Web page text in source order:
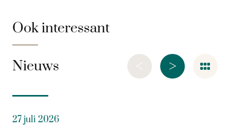
Ook interessant
Nieuws >
<
27 juli 2026